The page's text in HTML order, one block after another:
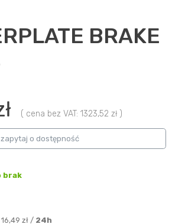
BRAKE
( cena bez VAT: 1323,52 zł )
zapytaj o dostępność
brak
zł / 24h